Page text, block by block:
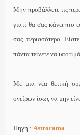
Μην προβάλλετε τις
γιατί θα σας κάνει πιο
σας περισσότερο.
πάντα τείνετε να
Με μια νέα θετική
ονείρων ίσως να μην
Πηγή : Astrorama